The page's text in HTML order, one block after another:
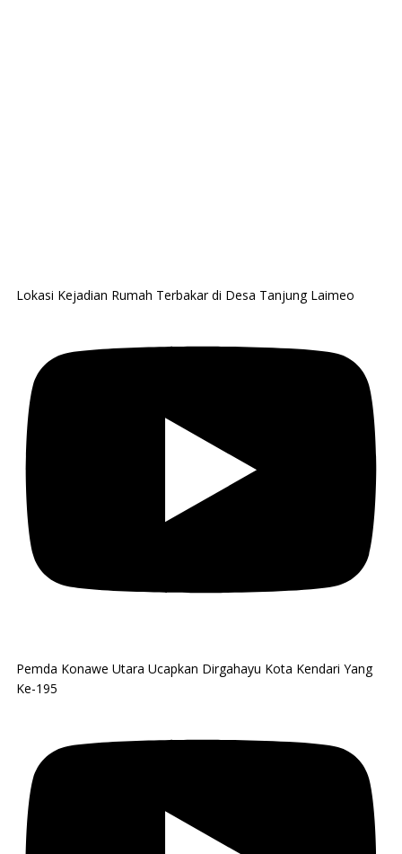
Lokasi Kejadian Rumah Terbakar di Desa Tanjung Laimeo
Pemda Konawe Utara Ucapkan Dirgahayu Kota Kendari Yang
Ke-195